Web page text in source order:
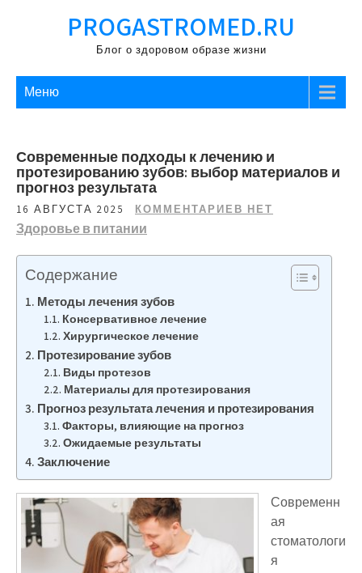
PROGASTROMED.RU
Блог о здоровом образе жизни
Меню
Современные подходы к лечению и
протезированию зубов: выбор материалов и
прогноз результата
16 АВГУСТА 2025 КОММЕНТАРИЕВ НЕТ
Здоровье в питании
Содержание
Методы лечения зубов
Консервативное лечение
Хирургическое лечение
Протезирование зубов
Виды протезов
Материалы для протезирования
Прогноз результата лечения и протезирования
Факторы, влияющие на прогноз
Ожидаемые результаты
Заключение
Современн
ая
стоматологи
я